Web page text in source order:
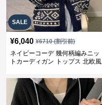
SALE
¥6,040 ¥6710(割引前)
ネイビーコーデ 幾何柄編みニッ
トカーディガン トップス 北欧風